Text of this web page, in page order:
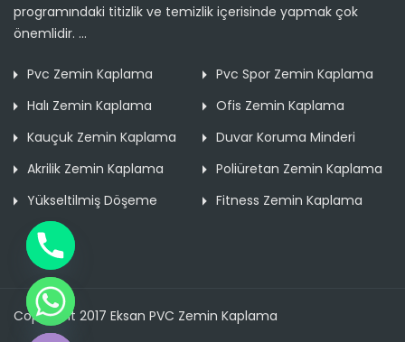
programındaki titizlik ve temizlik içerisinde yapmak çok
önemlidir. ...
Pvc Zemin Kaplama
Pvc Spor Zemin Kaplama
Halı Zemin Kaplama
Ofis Zemin Kaplama
Kauçuk Zemin Kaplama
Duvar Koruma Minderi
Akrilik Zemin Kaplama
Poliüretan Zemin Kaplama
Yükseltilmiş Döşeme
Fitness Zemin Kaplama
Copyright 2017 Eksan PVC Zemin Kaplama
chaty